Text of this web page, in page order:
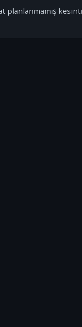
planlanmamış